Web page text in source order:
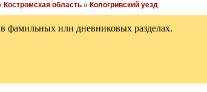
Костромская область» Кологривский уезд
фамильных или дневниковых разделах.